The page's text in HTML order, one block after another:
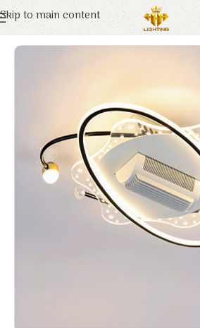
Skip to main content
Trang chủ Euroto Đèn Trang Trí